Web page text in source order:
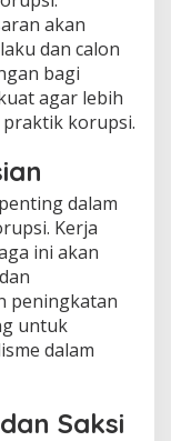
akan
dan calon
bagi
agar lebih
korupsi.
dalam
Kerja
ini akan
peningkatan
untuk
dalam
Saksi